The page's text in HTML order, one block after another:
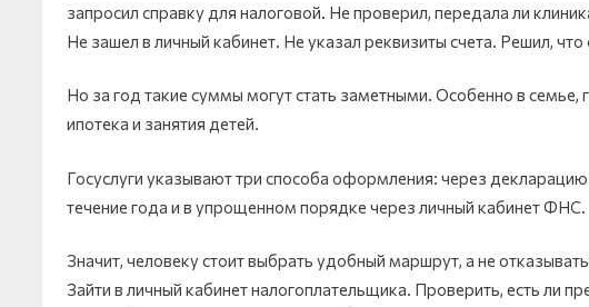
запросил справку для налоговой. Не проверил, передала ли
Не зашел в личный кабинет. Не указал реквизиты счета. Решил,
Но за год такие суммы могут стать заметными. Особенно в семье,
ипотека и занятия детей.
Госуслуги указывают три способа оформления: через
течение года и в упрощенном порядке через личный кабинет ФНС.
Значит, человеку стоит выбрать удобный маршрут, а не
Зайти в личный кабинет налогоплательщика. Проверить, есть ли